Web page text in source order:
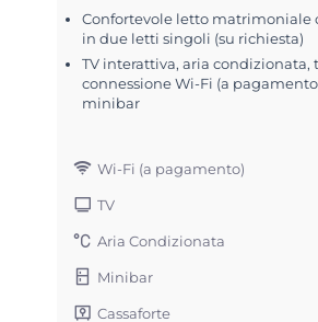
Confortevole letto matrimoniale
in due letti singoli (su richiesta)
TV interattiva, aria condizionata,
connessione Wi-Fi (a
minibar
Wi-Fi (a pagamento)
TV
Aria Condizionata
Minibar
Cassaforte